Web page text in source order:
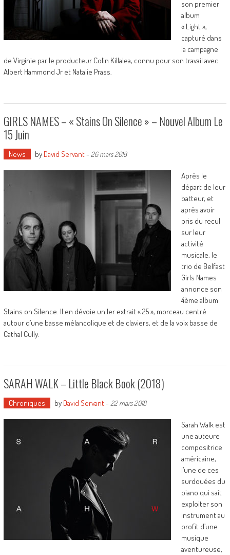
son premier
album
« Light »,
capturé dans
la campagne
de Virginie par le producteur Colin Killalea, connu pour son travail avec
Albert Hammond Jr et Natalie Prass.
GIRLS NAMES – « Stains On Silence » – Nouvel Album Le
15 Juin
News by David Servant- 26 mars 2018
Après le
départ de leur
batteur, et
après avoir
pris du recul
sur leur
activité
musicale, le
trio de Belfast
Girls Names
annonce son
4ème album
Stains on Silence. Il en dévoie un 1er extrait « 25 », morceau centré
autour d’une basse mélancolique et de claviers, et de la voix basse de
Cathal Cully.
SARAH WALK – Little Black Book (2018)
Chroniques by David Servant- 22 mars 2018
Sarah Walk est
une auteure
compositrice
américaine,
l’une de ces
surdouées du
piano qui sait
exploiter son
instrument au
profit d’une
musique
aventureuse,